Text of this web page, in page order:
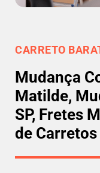
CARRETO
Mudança
Matilde,
SP, Fretes
de Carretos